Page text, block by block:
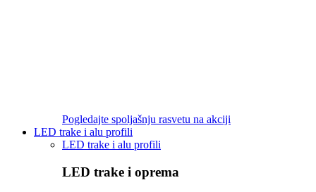
Pogledajte spoljašnju rasvetu na akciji
LED trake i alu profili
LED trake i alu profili
LED trake i oprema